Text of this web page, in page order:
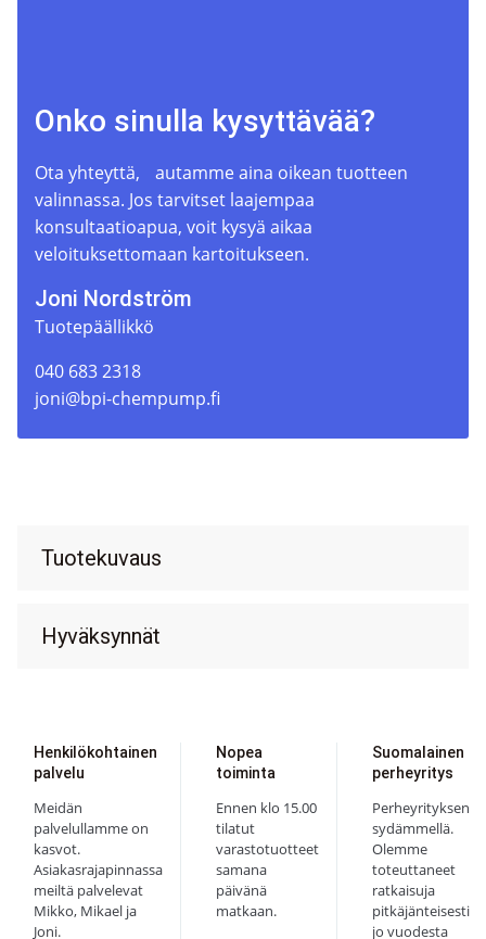
Onko sinulla kysyttävää?
Ota yhteyttä, autamme aina oikean tuotteen
valinnassa. Jos tarvitset laajempaa
konsultaatioapua, voit kysyä aikaa
veloituksettomaan kartoitukseen.
Joni Nordström
Tuotepäällikkö
040 683 2318
joni@bpi-chempump.fi
Tuotekuvaus
Hyväksynnät
Henkilökohtainen
palvelu
Meidän
palvelullamme on
kasvot.
Asiakasrajapinnassa
meiltä palvelevat
Mikko, Mikael ja
Joni.
Nopea
toiminta
Ennen klo 15.00
tilatut
varastotuotteet
samana
päivänä
matkaan.
Suomalainen
perheyritys
Perheyrityksen
sydämmellä.
Olemme
toteuttaneet
ratkaisuja
pitkäjänteisesti
jo vuodesta